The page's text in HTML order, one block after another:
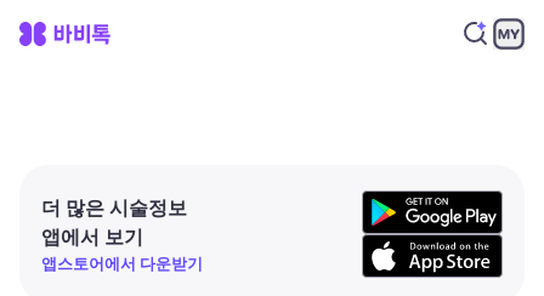
더 많은 시술정보
앱에서 보기
앱스토어에서 다운받기